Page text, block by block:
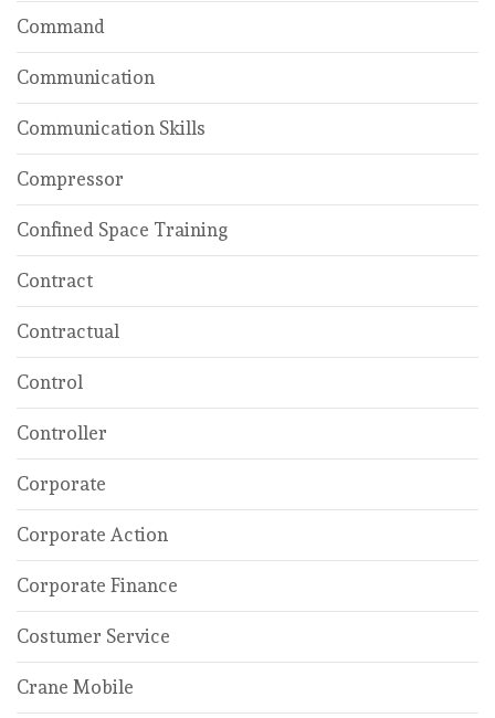
Command
Communication
Communication Skills
Compressor
Confined Space Training
Contract
Contractual
Control
Controller
Corporate
Corporate Action
Corporate Finance
Costumer Service
Crane Mobile